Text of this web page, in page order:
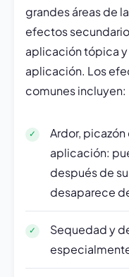
grandes áreas de
efectos
aplicación tópica y
aplicación. Los
comunes incluyen:
Ardor,
aplicación:
después de
desaparece
Sequedad y